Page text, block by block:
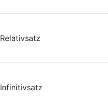
Relativsatz
Infinitivsatz